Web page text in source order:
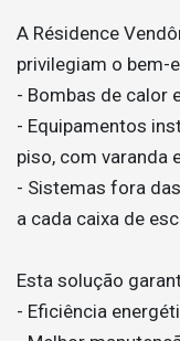
A Résidence
privilegiam o bem-
- Bombas de calor
- Equipamentos
piso, com varanda
- Sistemas fora
a cada caixa de
Esta solução
- Eficiência